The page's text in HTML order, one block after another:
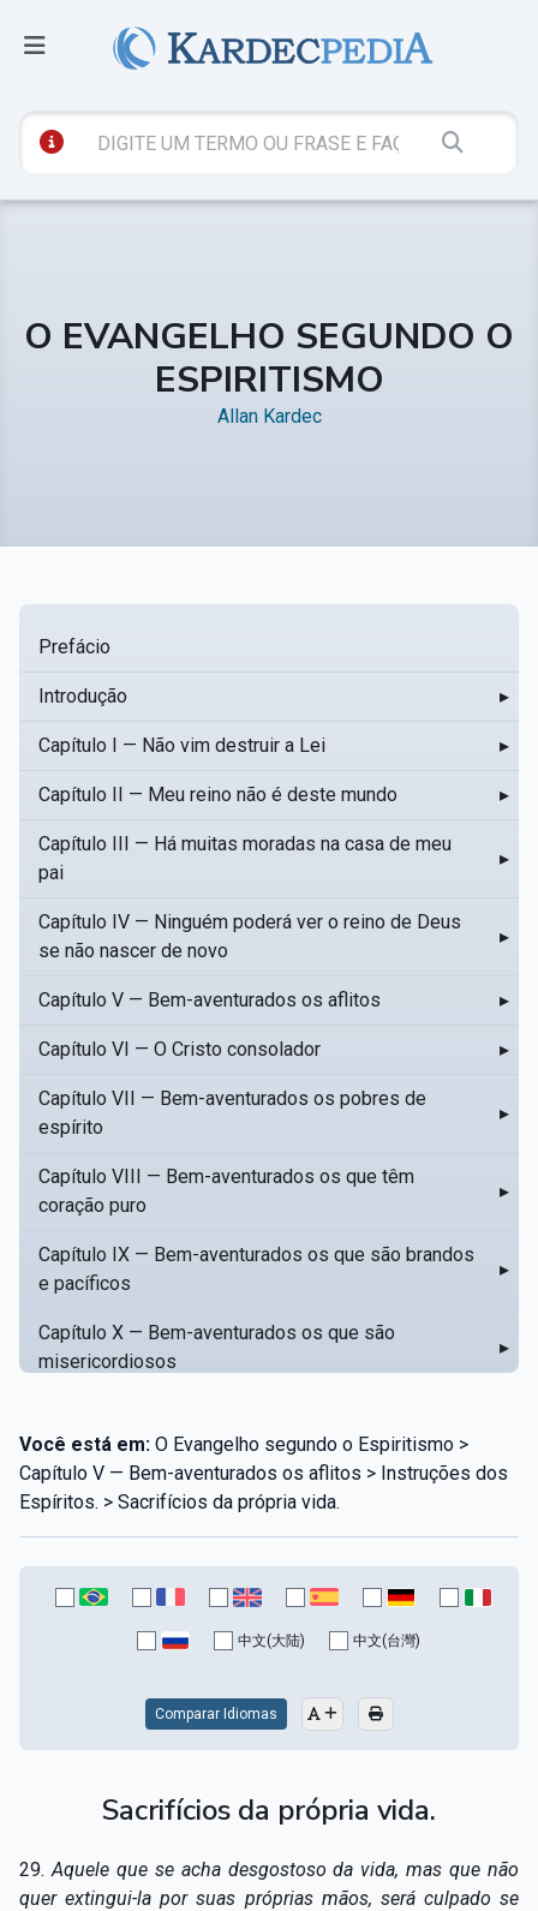
O EVANGELHO SEGUNDO O
ESPIRITISMO
Allan Kardec
Prefácio
Introdução ▸
Capítulo I — Não vim destruir a Lei ▸
Capítulo II — Meu reino não é deste mundo ▸
Capítulo III — Há muitas moradas na casa de meu
pai
▸
Capítulo IV — Ninguém poderá ver o reino de Deus
se não nascer de novo
▸
Capítulo V — Bem-aventurados os aflitos ▸
Capítulo VI — O Cristo consolador ▸
Capítulo VII — Bem-aventurados os pobres de
espírito
▸
Capítulo VIII — Bem-aventurados os que têm
coração puro
▸
Capítulo IX — Bem-aventurados os que são brandos
e pacíficos
▸
Capítulo X — Bem-aventurados os que são
misericordiosos
▸
Capítulo XII — Amai os vossos inimigos
Capítulo XIII — Não saiba a vossa mão esquerda o
que dê a vossa mão direita
Capítulo XIV — Honrai a vosso pai e a vossa mãe
Capítulo XV — Fora da caridade não há salvação
Capítulo XVIII — Muitos os chamados, poucos os
Capítulo XIX — A fé transporta montanhas ▸
Você está em: O Evangelho segundo o Espiritismo >
Capítulo V — Bem-aventurados os aflitos > Instruções dos
Espíritos. > Sacrifícios da própria vida.
中文(大陆) 中文(台灣)
Comparar Idiomas
Sacrifícios da própria vida.
29. Aquele que se acha desgostoso da vida, mas que não
quer extingui-la por suas próprias mãos, será culpado se